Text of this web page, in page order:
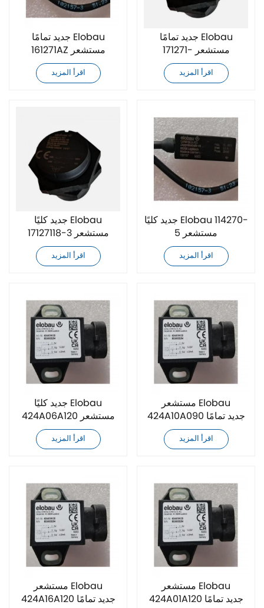
جديد تمامًا Elobau
161271AZ مستشعر
اقرأ المزيد
جديد تمامًا Elobau
171271- مستشعر
اقرأ المزيد
جديد كليًا Elobau
17127118-3 مستشعر
اقرأ المزيد
جديد كليًا Elobau 114270-
5 مستشعر
اقرأ المزيد
جديد كليًا Elobau
424A06A120 مستشعر
اقرأ المزيد
مستشعر Elobau
424A10A090 جديد تمامًا
اقرأ المزيد
مستشعر Elobau
424A16A120 جديد تمامًا
مستشعر Elobau
424A01A120 جديد تمامًا